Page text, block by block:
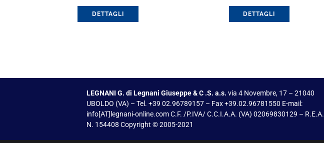
DETTAGLI DETTAGLI
LEGNANI G. di Legnani Giuseppe & C .S. a.s. via 4 Novembre, 17 – 21040
UBOLDO (VA) – Tel. +39 02.96789157 – Fax +39.02.96781550 E-mail:
info[AT]legnani-online.com C.F. /P.IVA/ C.C.I.A.A. (VA) 02069830129 – R.E.A.
N. 154408 Copyright © 2005-2021